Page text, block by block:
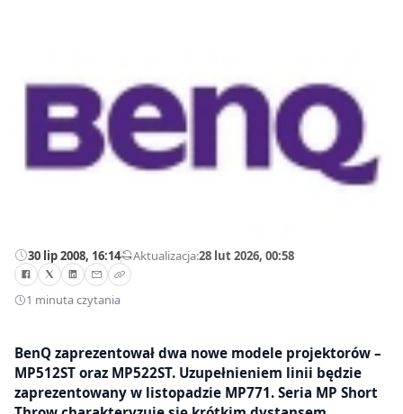
30 lip 2008, 16:14—Aktualizacja:28 lut 2026, 00:58
1 minuta czytania
BenQ zaprezentował dwa nowe modele projektorów –
MP512ST oraz MP522ST. Uzupełnieniem linii będzie
zaprezentowany w listopadzie MP771. Seria MP Short